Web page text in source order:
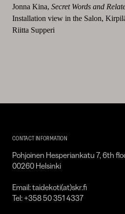
Jonna Kina, Secret Words and
Installation view in the Salon,
Riitta Supperi
CONTACT INFORMATION
Pohjoinen Hesperiankatu 7, 6th
00260 Helsinki
Email: taidekoti(at)skr.fi
Tel: +358 50 351 4337